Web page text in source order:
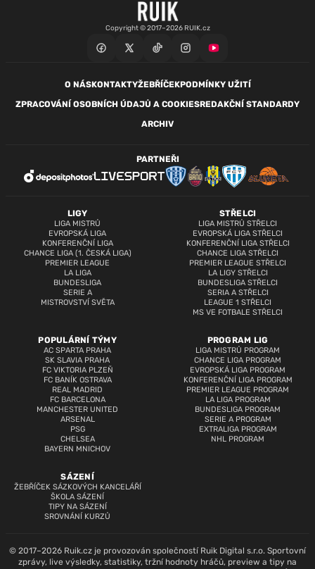
Copyright © 2017–2026 RUIK.cz
O NÁSKONTAKTYŽEBŘÍČEKPODMÍNKY UŽITÍ
ZPRACOVÁNÍ OSOBNÍCH ÚDAJŮ A COOKIESREDAKČNÍ STANDARDY
ARCHIV
LIGY
LIGA MISTRŮ
EVROPSKÁ LIGA
KONFERENČNÍ LIGA
CHANCE LIGA (1. ČESKÁ LIGA)
PREMIER LEAGUE
LA LIGA
BUNDESLIGA
SERIE A
MISTROVSTVÍ SVĚTA
STŘELCI
LIGA MISTRŮ STŘELCI
EVROPSKÁ LIGA STŘELCI
KONFERENČNÍ LIGA STŘELCI
CHANCE LIGA STŘELCI
PREMIER LEAGUE STŘELCI
LA LIGY STŘELCI
BUNDESLIGA STŘELCI
SERIA A STŘELCI
LEAGUE 1 STŘELCI
MS VE FOTBALE STŘELCI
POPULÁRNÍ TÝMY
AC SPARTA PRAHA
SK SLAVIA PRAHA
FC VIKTORIA PLZEŇ
FC BANÍK OSTRAVA
REAL MADRID
FC BARCELONA
MANCHESTER UNITED
ARSENAL
PSG
CHELSEA
BAYERN MNICHOV
PROGRAM LIG
LIGA MISTRŮ PROGRAM
CHANCE LIGA PROGRAM
EVROPSKÁ LIGA PROGRAM
KONFERENČNÍ LIGA PROGRAM
PREMIER LEAGUE PROGRAM
LA LIGA PROGRAM
BUNDESLIGA PROGRAM
SERIE A PROGRAM
EXTRALIGA PROGRAM
NHL PROGRAM
SÁZENÍ
ŽEBŘÍČEK SÁZKOVÝCH KANCELÁŘÍ
ŠKOLA SÁZENÍ
TIPY NA SÁZENÍ
SROVNÁNÍ KURZŮ
PARTNEŘI
© 2017–2026 Ruik.cz je provozován společností Ruik Digital s.r.o. Sportovní
zprávy, live výsledky, statistiky, tržní hodnoty hráčů, preview a tipy na